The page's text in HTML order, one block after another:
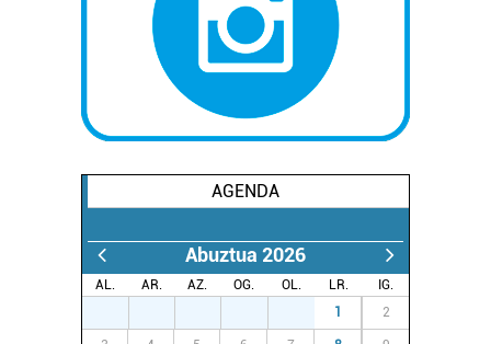
AGENDA
Abuztua 2026
AL. AR. AZ. OG. OL. LR.
IG.
1 2